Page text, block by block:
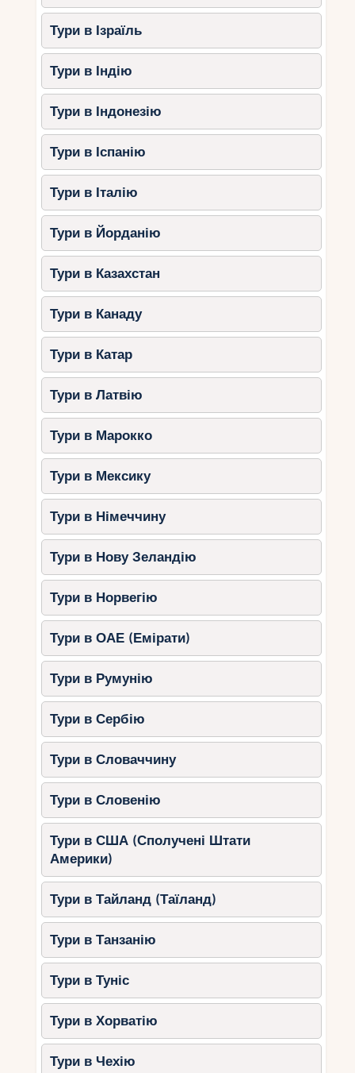
Тури в Ізраїль
Тури в Індію
Тури в Індонезію
Тури в Іспанію
Тури в Італію
Тури в Йорданію
Тури в Казахстан
Тури в Канаду
Тури в Катар
Тури в Латвію
Тури в Марокко
Тури в Мексику
Тури в Німеччину
Тури в Нову Зеландію
Тури в Норвегію
Тури в ОАЕ (Емірати)
Тури в Румунію
Тури в Сербію
Тури в Словаччину
Тури в Словенію
Тури в США (Сполучені Штати
Америки)
Тури в Тайланд (Таїланд)
Тури в Танзанію
Тури в Туніс
Тури в Хорватію
Тури в Чехію